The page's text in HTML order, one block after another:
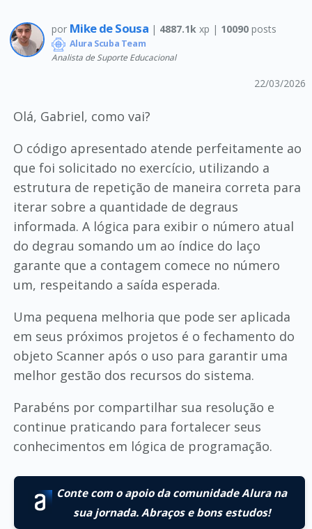
por Mike de Sousa | 4887.1kxp | 10090posts
Alura Scuba Team
Analista de Suporte Educacional
22/03/2026
Olá, Gabriel, como vai?
O código apresentado atende perfeitamente ao
que foi solicitado no exercício, utilizando a
estrutura de repetição de maneira correta para
iterar sobre a quantidade de degraus
informada. A lógica para exibir o número atual
do degrau somando um ao índice do laço
garante que a contagem comece no número
um, respeitando a saída esperada.
Uma pequena melhoria que pode ser aplicada
em seus próximos projetos é o fechamento do
objeto Scanner após o uso para garantir uma
melhor gestão dos recursos do sistema.
Parabéns por compartilhar sua resolução e
continue praticando para fortalecer seus
conhecimentos em lógica de programação.
Conte com o apoio da comunidade Alura na
sua jornada. Abraços e bons estudos!